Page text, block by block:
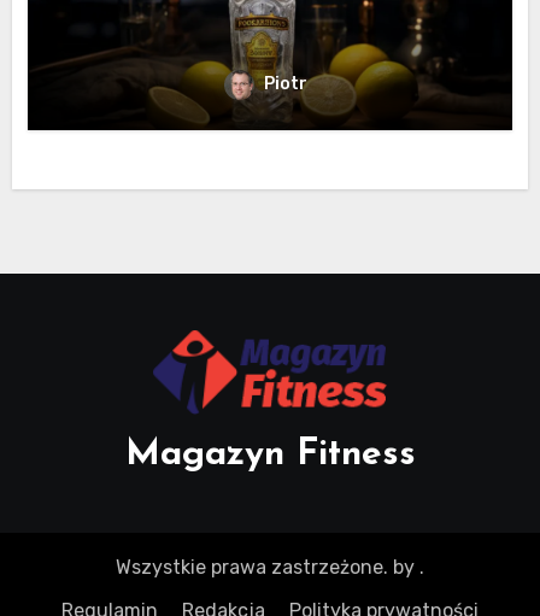
Piotr
Magazyn Fitness
Wszystkie prawa zastrzeżone. by .
Regulamin
Redakcja Polityka prywatności